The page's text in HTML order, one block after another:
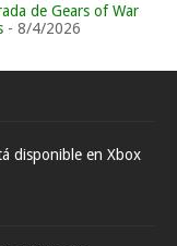
de Gears of War
- 8/4/2026
disponible en Xbox